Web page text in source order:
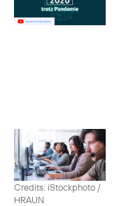
Credits: iStockphoto /
HRAUN